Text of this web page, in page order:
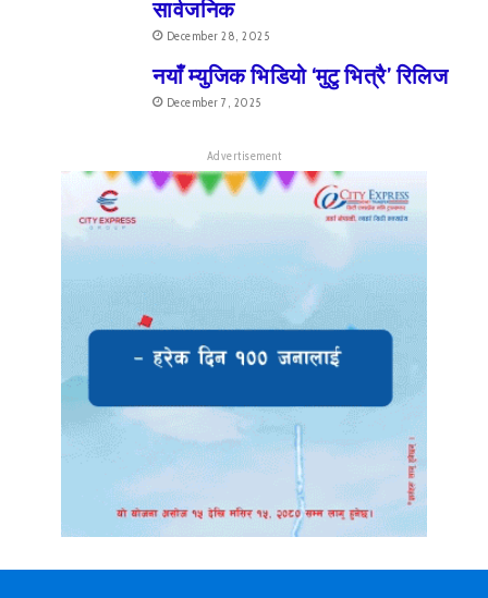
सार्वजनिक
December 28, 2025
नयाँ म्युजिक भिडियो ‘मुटु भित्रै’ रिलिज
December 7, 2025
Advertisement